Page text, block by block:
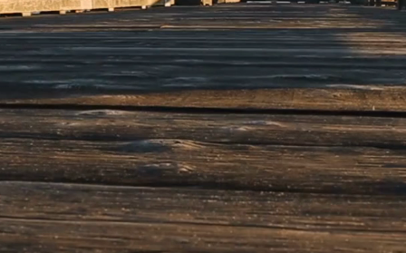
Que não apenas
possui uma
pegada de
carbono